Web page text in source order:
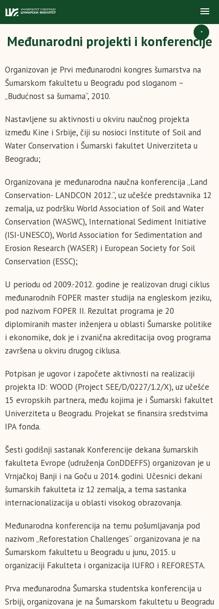
+
Međunarodni projekti i konferencije
Organizovan je Prvi međunarodni kongres šumarstva na
Šumarskom fakultetu u Beogradu pod sloganom –
„Budućnost sa šumama“, 2010.
Nastavljene su aktivnosti u okviru naučnog projekta
između Kine i Srbije, čiji su nosioci Institute of Soil and
Water Conservation i Šumarski fakultet Univerziteta u
Beogradu;
Organizovana je međunarodna naučna konferencija „Land
Conservation- LANDCON 2012.“, uz učešće predstavnika 12
zemalja, uz podršku World Association of Soil and Water
Conservation (WASWC), International Sediment Initiative
(ISI-UNESCO), World Association for Sedimentation and
Erosion Research (WASER) i European Society for Soil
Conservation (ESSC);
U periodu od 2009.-2012. godine je realizovan drugi ciklus
međunarodnih FOPER master studija na engleskom jeziku,
pod nazivom FOPER II. Rezultat programa je 20
diplomiranih master inženjera u oblasti Šumarske politike
i ekonomike, dok je i zvanična akreditacija ovog programa
završena u okviru drugog ciklusa.
Potpisan je ugovor i započete aktivnosti na realizaciji
projekta ID: WOOD (Project SEE/D/0227/1.2/X), uz učešće
15 evropskih partnera, među kojima je i Šumarski fakultet
Univerziteta u Beogradu. Projekat se finansira sredstvima
IPA fonda.
Šesti godišnji sastanak Konferencije dekana šumarskih
fakulteta Evrope (udruženja ConDDEFFS) organizovan je u
Vrnjačkoj Banji i na Goču u 2014. godini. Učesnici dekani
šumarskih fakulteta iz 12 zemalja, a tema sastanka
internacionalizacija u oblasti visokog obrazovanja.
Međunarodna konferencija na temu pošumljavanja pod
nazivom „Reforestation Challenges“ organizovana je na
Šumarskom fakultetu u Beogradu u junu, 2015. u
organizaciji Fakulteta i organizacija IUFRO i REFORESTA.
Prva međunarodna Šumarska studentska konferencija u
Srbiji, organizovana je na Šumarskom fakultetu u Beogradu